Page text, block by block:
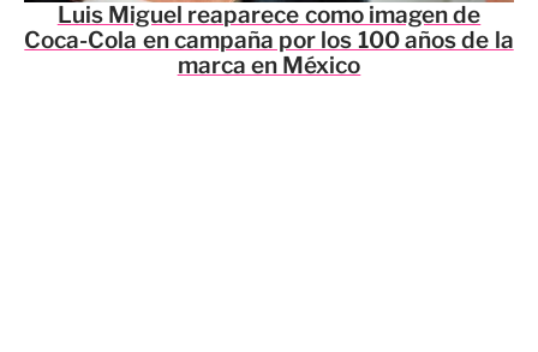
Luis Miguel reaparece como imagen de
Coca-Cola en campaña por los 100 años de la
marca en México